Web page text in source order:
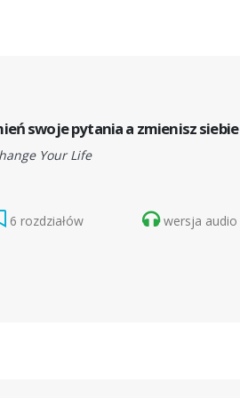
swoje pytania a zmienisz siebie
Your Life
6 rozdziałów wersja audio